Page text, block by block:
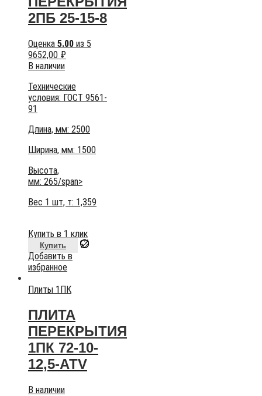
2ПБ 25-15-8
Оценка 5.00 из 5
9652,00 ₽
В наличии
Технические
условия: ГОСТ 9561-
91
Длина, мм: 2500
Ширина, мм: 1500
Высота,
мм: 265/span>
Вес 1 шт, т: 1,359
Купить в 1 клик
Купить
Добавить в
избранное
Плиты 1ПК
ПЛИТА
ПЕРЕКРЫТИЯ
1ПК 72-10-
12,5-АТV
В наличии